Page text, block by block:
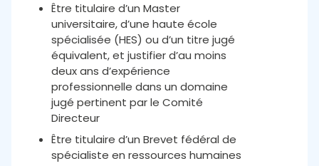
Être titulaire d’un Master
universitaire, d’une haute école
spécialisée (HES) ou d’un titre jugé
équivalent, et justifier d’au moins
deux ans d’expérience
professionnelle dans un domaine
jugé pertinent par le Comité
Directeur
Être titulaire d’un Brevet fédéral de
spécialiste en ressources humaines